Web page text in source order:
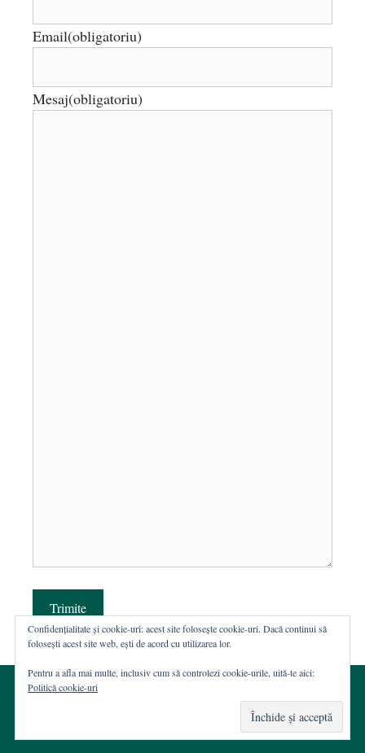
Email(obligatoriu)
Mesaj(obligatoriu)
Trimite
Web hosting şi dezvoltare Wordpress:
Casa de WEB
Confidențialitate și cookie-uri: acest site folosește cookie-uri. Dacă continui să
folosești acest site web, ești de acord cu utilizarea lor.
Pentru a afla mai multe, inclusiv cum să controlezi cookie-urile, uită-te aici:
Politică cookie-uri